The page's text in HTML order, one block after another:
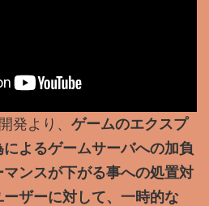
発より、 ゲームのエクスプ
よるゲームサーバへの加負
ンスが下がる事への処置対
ザーに対して、一時的な